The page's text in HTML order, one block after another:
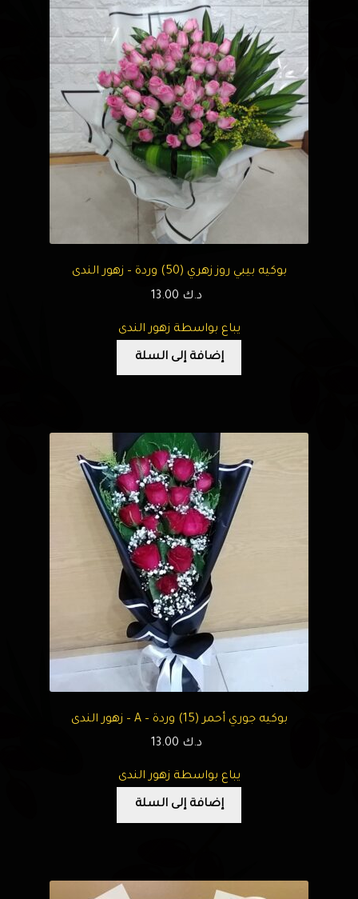
بوكيه بيبي روز زهري (50) وردة – زهور الندى
د.ك
يباع بواسطة زهور الندى
إضافة إلى السلة
بوكيه جوري أحمر (15) وردة – A – زهور الندى
د.ك
يباع بواسطة زهور الندى
إضافة إلى السلة